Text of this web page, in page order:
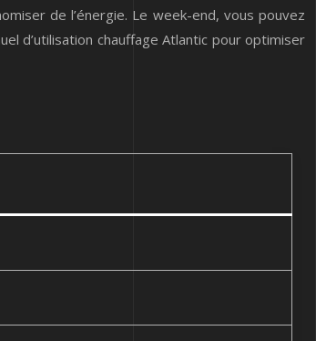
de l’énergie. Le week-end, vous pouvez
d’utilisation chauffage Atlantic pour optimiser